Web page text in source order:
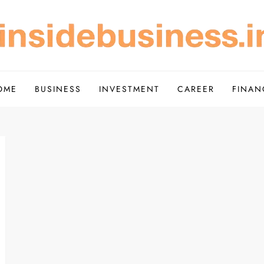
BUSINESS INVESTMENT CAREER